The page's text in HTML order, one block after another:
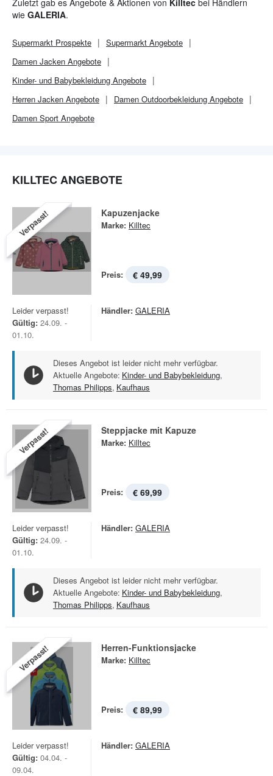
Zuletzt gab es Angebote & Aktionen von Killtec bei Händlern
wie GALERIA.
Supermarkt Prospekte Supermarkt Angebote
Damen Jacken Angebote
Kinder- und Babybekleidung Angebote
Herren Jacken Angebote
Damen Outdoorbekleidung Angebote
Damen Sport Angebote
KILLTEC ANGEBOTE
Verpasst! Kapuzenjacke
Marke: Killtec
Preis: € 49,99
Leider verpasst!
Gültig: 24.09. -
01.10.
Händler: GALERIA
Dieses Angebot ist leider nicht mehr verfügbar.
Aktuelle Angebote: Kinder- und Babybekleidung,
Thomas Philipps, Kaufhaus
Verpasst! Steppjacke mit Kapuze
Marke: Killtec
Preis: € 69,99
Leider verpasst!
Gültig: 24.09. -
01.10.
Händler: GALERIA
Dieses Angebot ist leider nicht mehr verfügbar.
Aktuelle Angebote: Kinder- und Babybekleidung,
Thomas Philipps, Kaufhaus
Verpasst! Herren-Funktionsjacke
Marke: Killtec
Preis: € 89,99
Leider verpasst!
Gültig: 04.04. -
09.04.
Händler: GALERIA